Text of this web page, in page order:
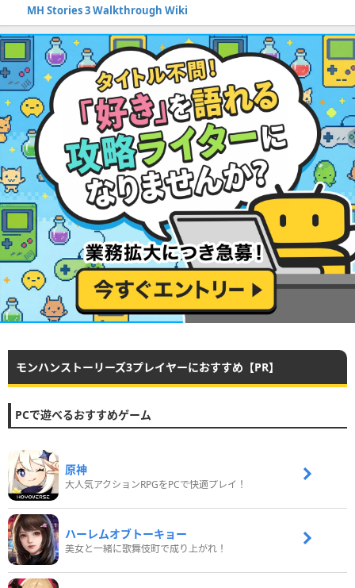
MH Stories 3 Walkthrough Wiki
モンハンストーリーズ3プレイヤーにおすすめ【PR】
PCで遊べるおすすめゲーム
原神
大人気アクションRPGをPCで快適プレイ！
ハーレムオブトーキョー
美女と一緒に歌舞伎町で成り上がれ！